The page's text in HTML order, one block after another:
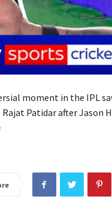
moment in the IPL
Patidar after Jason